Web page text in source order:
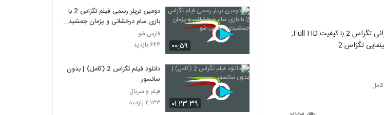
دانلود فیلم سینمایی تگزاس 2 با لینک مستقیم, دانلود رایگان تگزاس 2 کامل, دانلود فیلم ایرانی تگزاس 2 با کیفیت Full HD,
۰۰:۵۹
دومین تریلر رسمی فیلم تگزاس 2 با
بازی سام درخشانی و پژمان جمشیدی
- فارس شو
فارس شو
۶۴۴ بازدید
۰۱:۲۳:۳۹
دانلود فیلم تگزاس 2 (کامل) | بدون
سانسور
فیلم و سریال
۲,۱۳۳ بازدید